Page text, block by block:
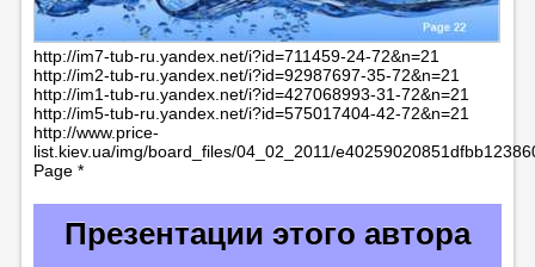
http://im7-tub-ru.yandex.net/i?id=711459-24-72&n=21
http://im2-tub-ru.yandex.net/i?id=92987697-35-72&n=21
http://im1-tub-ru.yandex.net/i?id=427068993-31-72&n=21
http://im5-tub-ru.yandex.net/i?id=575017404-42-72&n=21
http://www.price-
list.kiev.ua/img/board_files/04_02_2011/
Page *
Презентации этого автора